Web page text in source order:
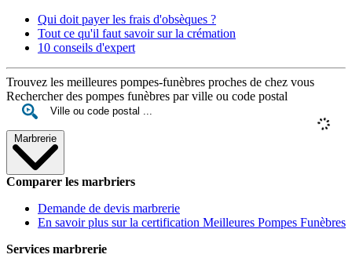
Qui doit payer les frais d'obsèques ?
Tout ce qu'il faut savoir sur la crémation
10 conseils d'expert
Trouvez les meilleures pompes-funèbres proches de chez vous
Rechercher des pompes funèbres par ville ou code postal
Marbrerie
Comparer les marbriers
Demande de devis marbrerie
En savoir plus sur la certification Meilleures Pompes Funèbres
Services marbrerie